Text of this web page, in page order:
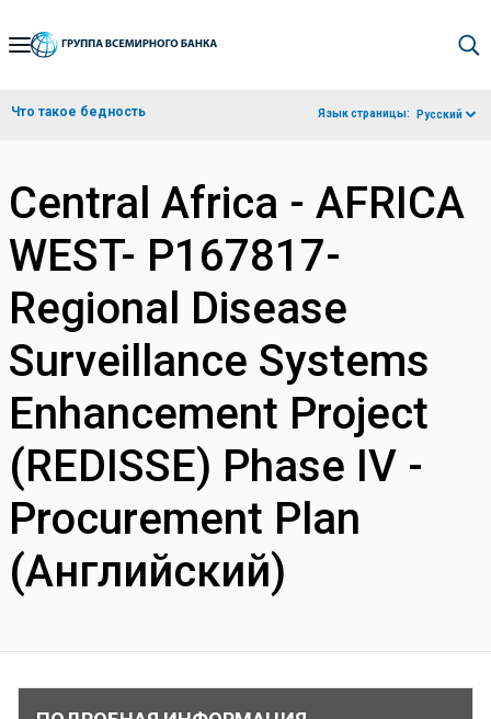
Skip
Navigation
Что такое бедность Язык страницы: Русский
Central Africa - AFRICA
WEST- P167817-
Regional Disease
Surveillance Systems
Enhancement Project
(REDISSE) Phase IV -
Procurement Plan
(Английский)